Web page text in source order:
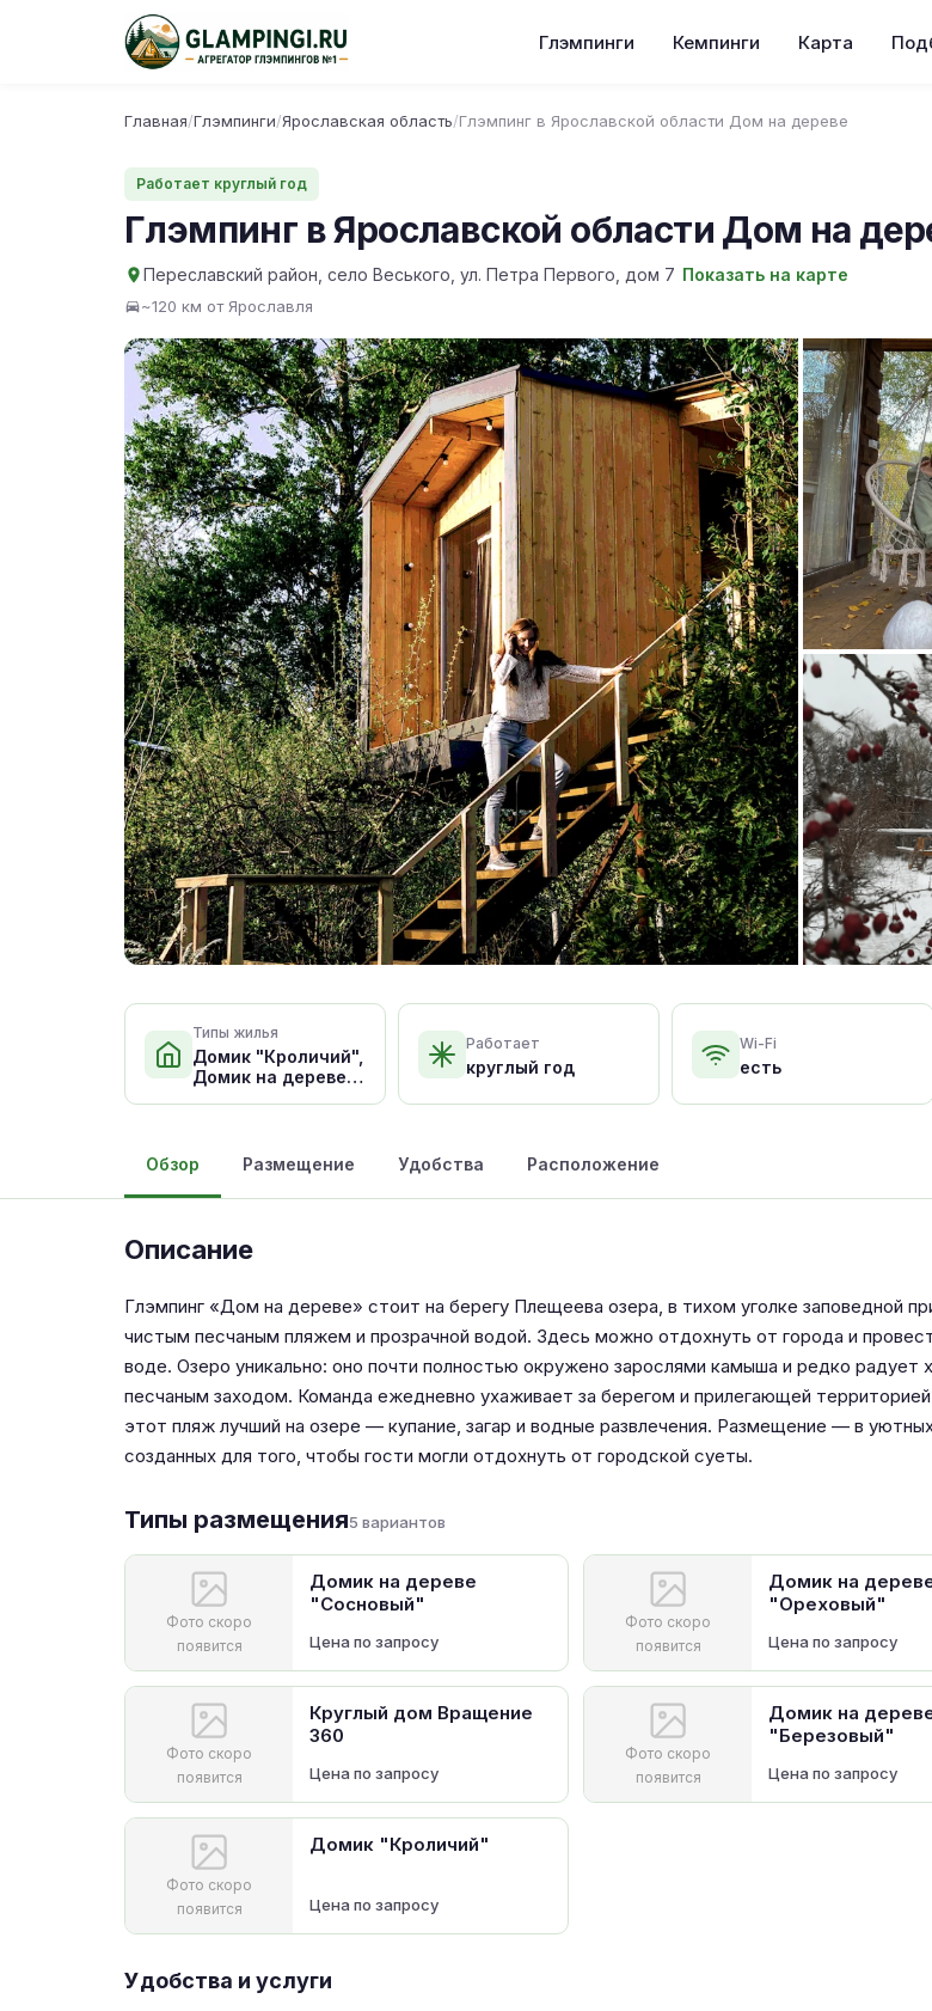
Глэмпинги Кемпинги Карта
Главная/Глэмпинги/Ярославская область/Глэмпинг в Ярославской области Дом на дереве
Работает круглый год
Глэмпинг в Ярославской области Дом на
Переславский район, село Веського, ул. Петра Первого, дом 7 Показать на карте
~120 км от Ярославля
Типы жилья
Домик "Кроличий",
Домик на дереве
Работает
круглый год
Wi-Fi
есть
Обзор Размещение Удобства Расположение
Описание
Глэмпинг «Дом на дереве» стоит на берегу Плещеева озера, в тихом уголке заповедной
чистым песчаным пляжем и прозрачной водой. Здесь можно отдохнуть от города и
воде. Озеро уникально: оно почти полностью окружено зарослями камыша и редко радует
песчаным заходом. Команда ежедневно ухаживает за берегом и прилегающей
этот пляж лучший на озере — купание, загар и водные развлечения. Размещение — в
созданных для того, чтобы гости могли отдохнуть от городской суеты.
Типы размещения5 вариантов
Фото скоро
появится
Домик на дереве
"Сосновый"
Цена по запросу
Фото скоро
появится
Домик на
"Ореховый"
Цена по запросу
Фото скоро
появится
Круглый дом Вращение
360
Цена по запросу
Фото скоро
появится
Домик на
"Березовый"
Цена по запросу
Фото скоро
появится
Домик "Кроличий"
Цена по запросу
Удобства и услуги